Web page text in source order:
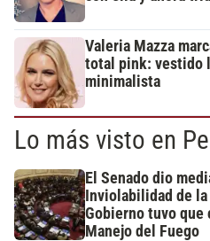
Valeria Mazza
total pink: vestido
minimalista
Lo más visto en
El Senado dio
Inviolabilidad de la
Gobierno tuvo que
Manejo del Fuego